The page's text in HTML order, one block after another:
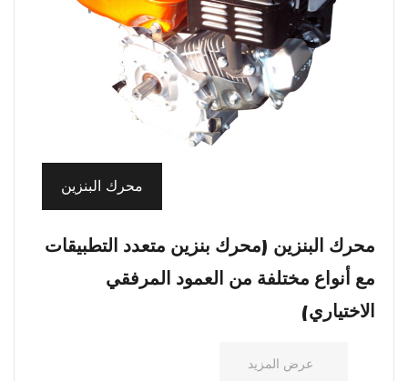
محرك البنزين
محرك البنزين (محرك بنزين متعدد التطبيقات
مع أنواع مختلفة من العمود المرفقي
الاختياري)
عرض المزيد